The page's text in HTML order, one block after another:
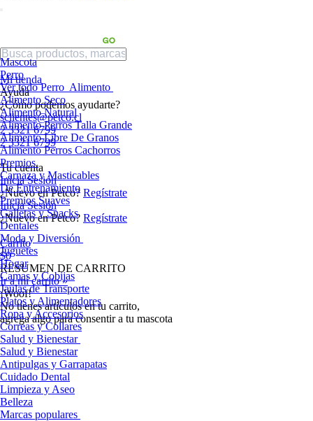
Mi tienda
Ayuda
¿Cómo podemos ayudarte?
sclientes@petco.cl
2 3321 6799
2 3321 6799
Tu cuenta
Inicia Sesión
¿Nuevo en Petco? Regístrate
Inicia Sesión
¿Nuevo en Petco? Regístrate
Carrito
$0
RESUMEN DE CARRITO
Ir a mi carrito »
¡Woof!
No tíenes artículos en tu carrito,
agrega algo para consentir a tu mascota
Mascota
Perro
Ver todo Perro Alimento
Alimento Seco
Alimento Natural
Alimento Perros Talla Grande
Alimento Libre De Granos
Alimento Perros Cachorros
Premios
Carnaza y Masticables
De Entrenamiento
Premios Suaves
Galletas y Snacks
Dentales
Moda y Diversión
Juguetes
Hogar
Camas y Cobijas
Jaulas de Transporte
Platos y Alimentadores
Ropa y Accesorios
Correas y Collares
Salud y Bienestar
Salud y Bienestar
Antipulgas y Garrapatas
Cuidado Dental
Limpieza y Aseo
Belleza
Marcas populares